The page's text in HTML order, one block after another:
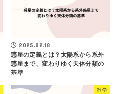
2025.02.18
惑星の定義とは？太陽系から系外
惑星まで、変わりゆく天体分類の
基準
雑学